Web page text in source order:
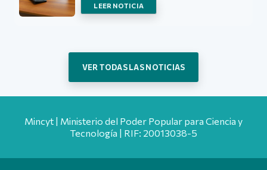
LEER NOTICIA
VER TODAS LAS NOTICIAS
Mincyt | Ministerio del Poder Popular para Ciencia y
Tecnología | RIF: 20013038-5